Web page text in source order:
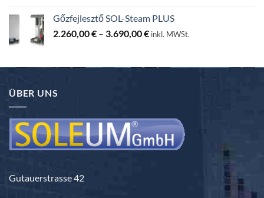
3.840,00 €
Gőzfejlesztő SOL-Steam PLUS
2.260,00€ – 3.690,00€Ártartomány:
3.690,00 €
inkl. MWSt.
ÜBER UNS
Gutauerstrasse 42